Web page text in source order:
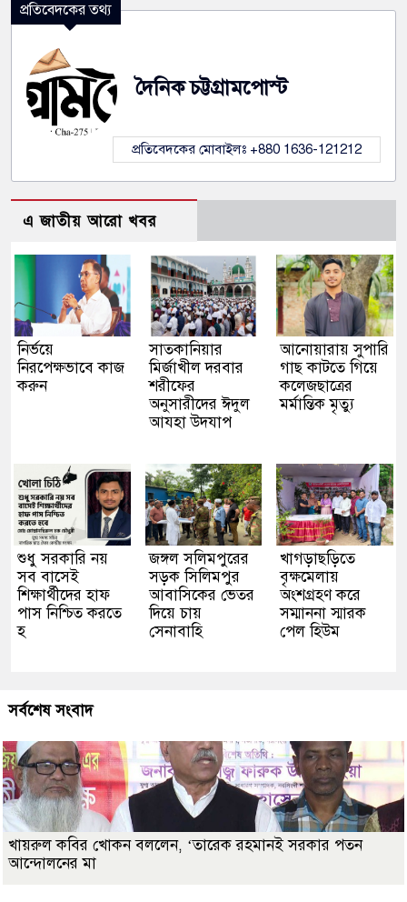
প্রতিবেদকের তথ্য
দৈনিক চট্টগ্রামপোস্ট
প্রতিবেদকের মোবাইলঃ +880 1636-121212
এ জাতীয় আরো খবর
নির্ভয়ে
নিরপেক্ষভাবে কাজ
করুন
সাতকানিয়ার
মির্জাখীল দরবার
শরীফের
অনুসারীদের ঈদুল
আযহা উদযাপ
আনোয়ারায় সুপারি
গাছ কাটতে গিয়ে
কলেজছাত্রের
মর্মান্তিক মৃত্যু
শুধু সরকারি নয়
সব বাসেই
শিক্ষার্থীদের হাফ
পাস নিশ্চিত করতে
হ
জঙ্গল সলিমপুরের
সড়ক সিলিমপুর
আবাসিকের ভেতর
দিয়ে চায়
সেনাবাহি
খাগড়াছড়িতে
বৃক্ষমেলায়
অংশগ্রহণ করে
সম্মাননা স্মারক
পেল হিউম
সর্বশেষ সংবাদ
খায়রুল কবির খোকন বললেন, ‘তারেক রহমানই সরকার পতন
আন্দোলনের মা